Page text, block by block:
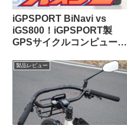
iGPSPORT BiNavi vs
iGS800！iGPSPORT製
GPSサイクルコンピュータ
製品レビュー